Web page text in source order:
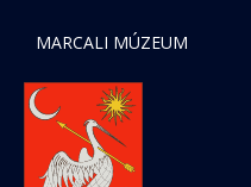
MARCALI MÚZEUM